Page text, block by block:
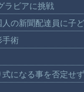
ラビアに挑戦
新聞配達員に子
手術
になる事を否定せ